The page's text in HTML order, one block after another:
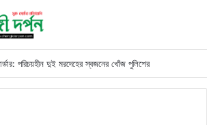
পরিচয়হীন দুই মরদেহের স্বজনের খোঁজ পুলিশের